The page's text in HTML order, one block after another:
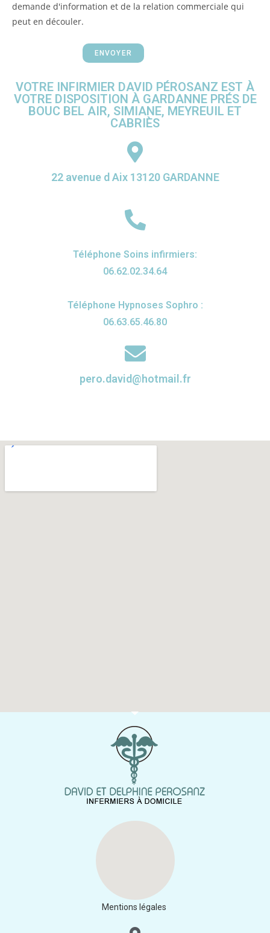
demande d'information et de la relation commerciale qui
peut en découler.
VOTRE INFIRMIER DAVID PÉROSANZ EST À
VOTRE DISPOSITION À GARDANNE PRÉS DE
BOUC BEL AIR, SIMIANE, MEYREUIL ET
CABRIÈS
22 avenue d Aix 13120 GARDANNE
Téléphone Soins infirmiers:
06.62.02.34.64
Téléphone Hypnoses Sophro :
06.63.65.46.80
pero.david@hotmail.fr
Mentions légales